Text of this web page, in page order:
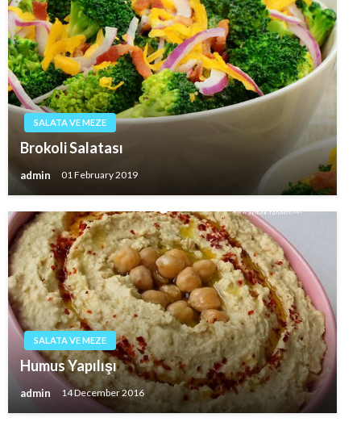
SALATA VE MEZE
Brokoli Salatası
admin 01 February 2019
SALATA VE MEZE
Humus Yapılışı
admin 14 December 2016